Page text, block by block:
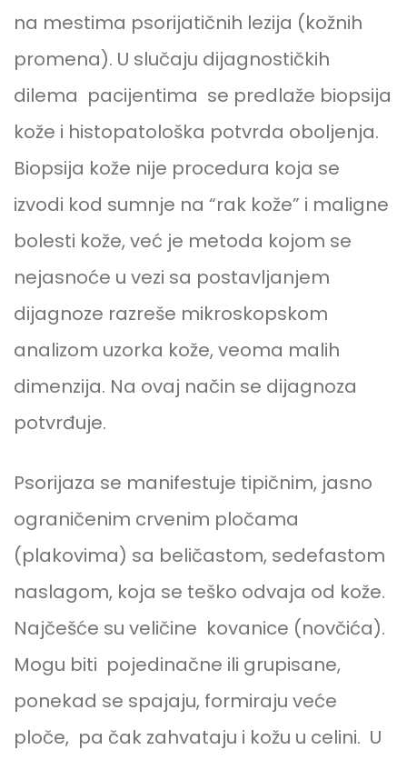
na mestima psorijatičnih lezija (kožnih
promena). U slučaju dijagnostičkih
dilema pacijentima se predlaže biopsija
kože i histopatološka potvrda oboljenja.
Biopsija kože nije procedura koja se
izvodi kod sumnje na “rak kože” i maligne
bolesti kože, već je metoda kojom se
nejasnoće u vezi sa postavljanjem
dijagnoze razreše mikroskopskom
analizom uzorka kože, veoma malih
dimenzija. Na ovaj način se dijagnoza
potvrđuje.
Psorijaza se manifestuje tipičnim, jasno
ograničenim crvenim pločama
(plakovima) sa beličastom, sedefastom
naslagom, koja se teško odvaja od kože.
Najčešće su veličine kovanice (novčića).
Mogu biti pojedinačne ili grupisane,
ponekad se spajaju, formiraju veće
ploče, pa čak zahvataju i kožu u celini. U